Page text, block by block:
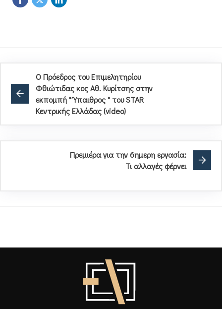
Ο Πρόεδρος του Επιμελητηρίου
Φθιώτιδας κος Αθ. Κυρίτσης στην
εκπομπή " Ύπαιθρος " του STAR
Κεντρικής Ελλάδας (video)
Πρεμιέρα για την 6ημερη εργασία:
Τι αλλαγές φέρνει